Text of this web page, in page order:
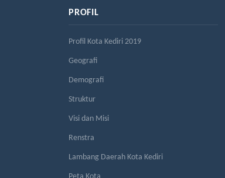
PROFIL
Profil Kota Kediri 2019
Geografi
Demografi
Struktur
Visi dan Misi
Renstra
Lambang Daerah Kota Kediri